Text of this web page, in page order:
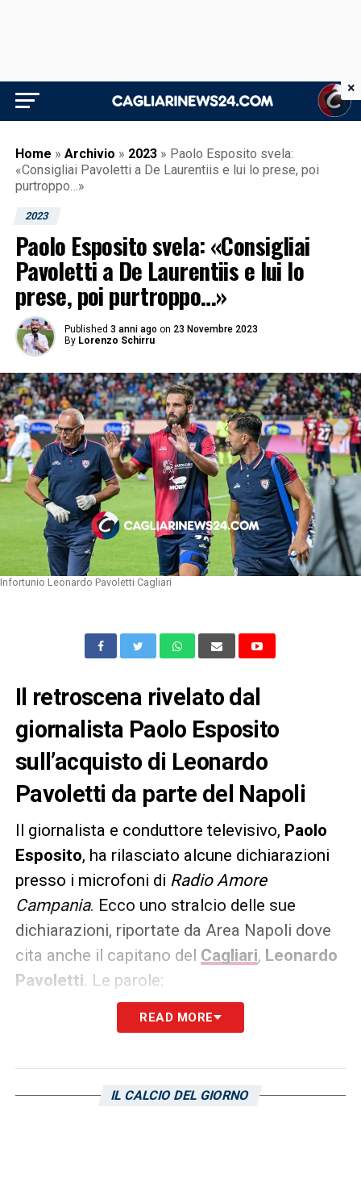
Home » Archivio » 2023 » Paolo Esposito svela:
«Consigliai Pavoletti a De Laurentiis e lui lo prese, poi
purtroppo…»
2023
Paolo Esposito svela: «Consigliai
Pavoletti a De Laurentiis e lui lo
prese, poi purtroppo…»
Published 3 anni ago on 23 Novembre 2023
By Lorenzo Schirru
Infortunio Leonardo Pavoletti Cagliari
Il retroscena rivelato dal
giornalista Paolo Esposito
sull’acquisto di Leonardo
Pavoletti da parte del Napoli
Il giornalista e conduttore televisivo, Paolo
Esposito, ha rilasciato alcune dichiarazioni
presso i microfoni di Radio Amore
Campania. Ecco uno stralcio delle sue
dichiarazioni, riportate da Area Napoli dove
cita anche il capitano del Cagliari, Leonardo
Pavoletti. Le parole:
«Consigliai Pavoletti a De Laurentiis che lo
calcio di Maurizio Sarri».
READ MORE
IL CALCIO DEL GIORNO
×